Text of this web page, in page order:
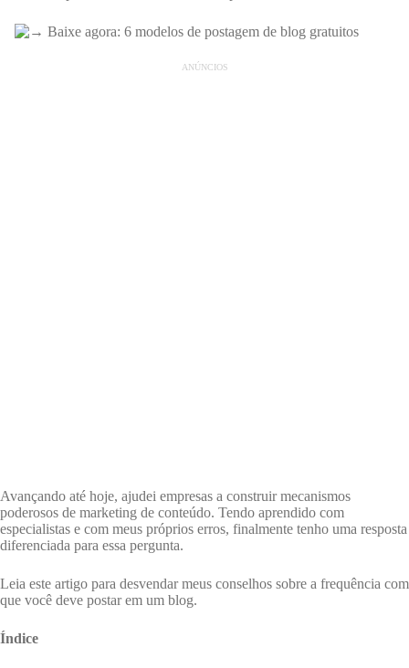
ANÚNCIOS
Avançando até hoje, ajudei empresas a construir mecanismos
poderosos de marketing de conteúdo. Tendo aprendido com
especialistas e com meus próprios erros, finalmente tenho uma resposta
diferenciada para essa pergunta.
Leia este artigo para desvendar meus conselhos sobre a frequência com
que você deve postar em um blog.
Índice